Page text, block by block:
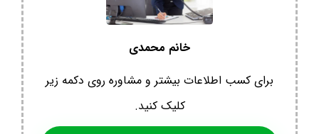
خانم محمدی
برای کسب اطلاعات بیشتر و مشاوره روی دکمه زیر
کلیک کنید.